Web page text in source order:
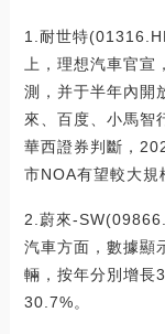
1.耐世特
上，理想汽車官
測，并于半年內開
來、百度、小馬智
華西證券判斷，
市NOA有望較大規
2.蔚來-
汽車方面，數據顯
輛，按年分別增長
30.7%。